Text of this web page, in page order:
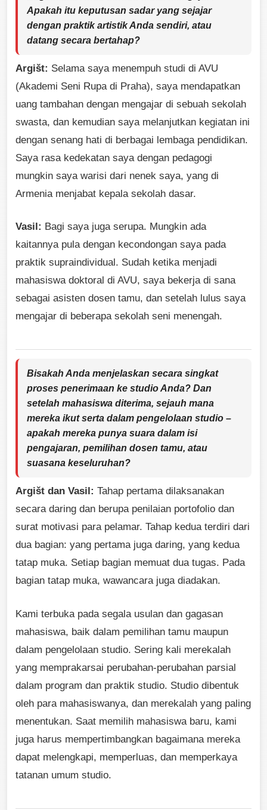
Apakah itu keputusan sadar yang sejajar
dengan praktik artistik Anda sendiri, atau
datang secara bertahap?
Argišt: Selama saya menempuh studi di AVU
(Akademi Seni Rupa di Praha), saya mendapatkan
uang tambahan dengan mengajar di sebuah sekolah
swasta, dan kemudian saya melanjutkan kegiatan ini
dengan senang hati di berbagai lembaga pendidikan.
Saya rasa kedekatan saya dengan pedagogi
mungkin saya warisi dari nenek saya, yang di
Armenia menjabat kepala sekolah dasar.
Vasil: Bagi saya juga serupa. Mungkin ada
kaitannya pula dengan kecondongan saya pada
praktik supraindividual. Sudah ketika menjadi
mahasiswa doktoral di AVU, saya bekerja di sana
sebagai asisten dosen tamu, dan setelah lulus saya
mengajar di beberapa sekolah seni menengah.
Bisakah Anda menjelaskan secara singkat
proses penerimaan ke studio Anda? Dan
setelah mahasiswa diterima, sejauh mana
mereka ikut serta dalam pengelolaan studio –
apakah mereka punya suara dalam isi
pengajaran, pemilihan dosen tamu, atau
suasana keseluruhan?
Argišt dan Vasil: Tahap pertama dilaksanakan
secara daring dan berupa penilaian portofolio dan
surat motivasi para pelamar. Tahap kedua terdiri dari
dua bagian: yang pertama juga daring, yang kedua
tatap muka. Setiap bagian memuat dua tugas. Pada
bagian tatap muka, wawancara juga diadakan.
Kami terbuka pada segala usulan dan gagasan
mahasiswa, baik dalam pemilihan tamu maupun
dalam pengelolaan studio. Sering kali merekalah
yang memprakarsai perubahan-perubahan parsial
dalam program dan praktik studio. Studio dibentuk
oleh para mahasiswanya, dan merekalah yang paling
menentukan. Saat memilih mahasiswa baru, kami
juga harus mempertimbangkan bagaimana mereka
dapat melengkapi, memperluas, dan memperkaya
tatanan umum studio.